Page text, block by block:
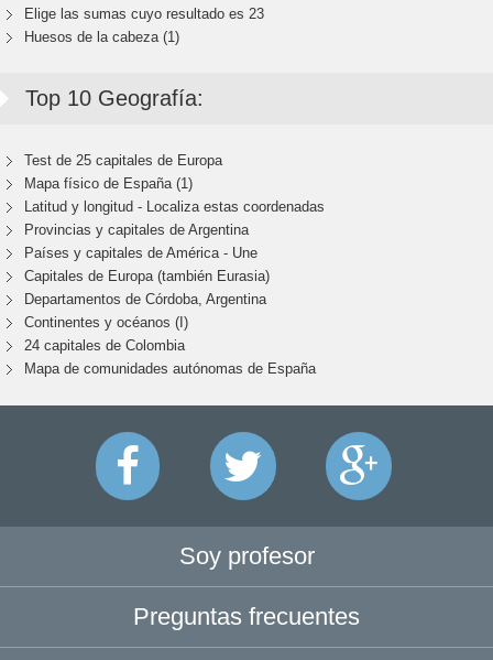
Elige las sumas cuyo resultado es 23
Huesos de la cabeza (1)
Top 10 Geografía:
Test de 25 capitales de Europa
Mapa físico de España (1)
Latitud y longitud - Localiza estas coordenadas
Provincias y capitales de Argentina
Países y capitales de América - Une
Capitales de Europa (también Eurasia)
Departamentos de Córdoba, Argentina
Continentes y océanos (I)
24 capitales de Colombia
Mapa de comunidades autónomas de España
Soy profesor
Preguntas frecuentes